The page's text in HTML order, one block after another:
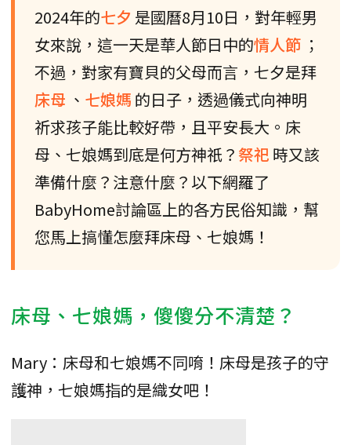
2024年的七夕 是國曆8月10日，對年輕男
女來說，這一天是華人節日中的情人節 ；
不過，對家有寶貝的父母而言，七夕是拜
床母 、 七娘媽 的日子，透過儀式向神明
祈求孩子能比較好帶，且平安長大。床
母、七娘媽到底是何方神祇？祭祀 時又該
準備什麼？注意什麼？以下網羅了
BabyHome討論區上的各方民俗知識，幫
您馬上搞懂怎麼拜床母、七娘媽！
床母、七娘媽，傻傻分不清楚？
Mary：床母和七娘媽不同唷！床母是孩子的守
護神，七娘媽指的是織女吧！